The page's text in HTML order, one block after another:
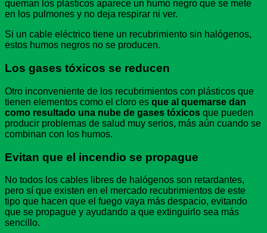
queman los plásticos aparece un humo negro que se mete
en los pulmones y no deja respirar ni ver.
Si un cable eléctrico tiene un recubrimiento sin halógenos,
estos humos negros no se producen.
Los gases tóxicos se reducen
Otro inconveniente de los recubrimientos con plásticos que
tienen elementos como el cloro es que al quemarse dan
como resultado una nube de gases tóxicos que pueden
producir problemas de salud muy serios, más aún cuando se
combinan con los humos.
Evitan que el incendio se propague
No todos los cables libres de halógenos son retardantes,
pero sí que existen en el mercado recubrimientos de este
tipo que hacen que el fuego vaya más despacio, evitando
que se propague y ayudando a que extinguirlo sea más
sencillo.